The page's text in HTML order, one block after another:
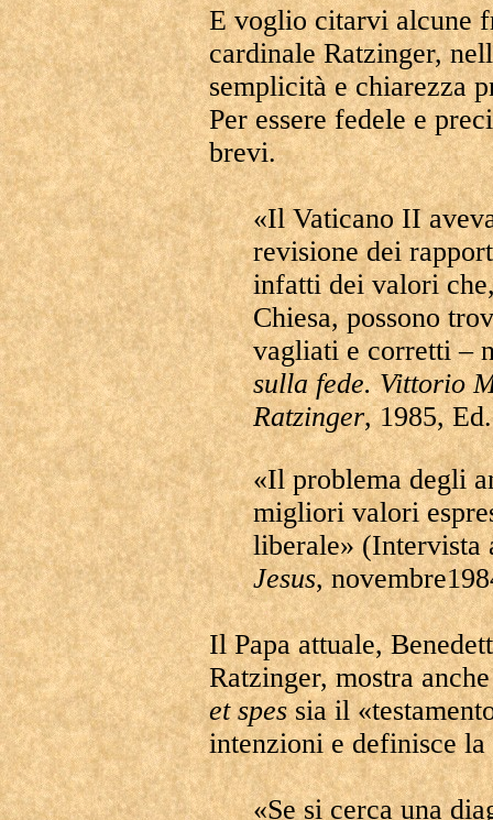
E voglio citarvi alcune
cardinale Ratzinger,
semplicità e chiarezza
Per essere fedele e
brevi.
«Il Vaticano II
revisione dei
infatti dei valori
Chiesa, possono
vagliati e corretti –
sulla fede. Vittorio
Ratzinger, 1985,
«Il problema degli
migliori valori
liberale» (Intervista
Jesus,
Il Papa attuale,
Ratzinger, mostra
et spessia il
intenzioni e definisce
«Se si cerca una